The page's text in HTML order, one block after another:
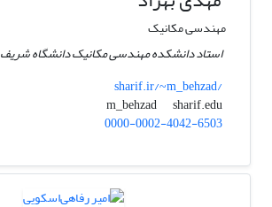
مهندسی مکانیک
استاد دانشکده مهندسی مکانیک دانشگاه شریف
sharif.ir/~m_behzad/
m_behzad
sharif.edu
0000-0002-4042-6503